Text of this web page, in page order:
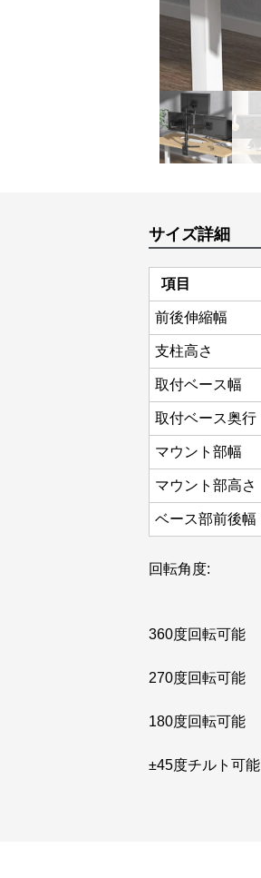
サイズ詳細
項目
前後伸縮幅
支柱高さ
取付ベース幅
取付ベース奥行
マウント部幅
マウント部高さ
ベース部前後幅
回転角度:
360度回転可能
270度回転可能
180度回転可能
±45度チルト可能